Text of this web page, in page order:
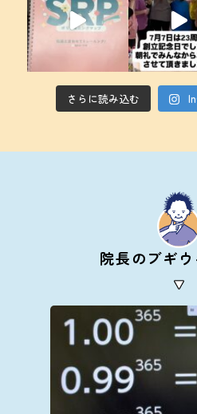
さらに読み込む
院長のブギ